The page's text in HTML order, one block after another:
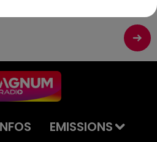
EMISSIONS